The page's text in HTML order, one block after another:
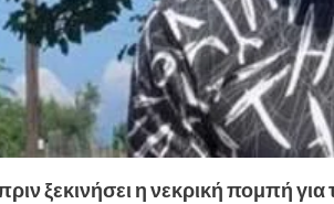
ξεκινήσει η νεκρική πομπή